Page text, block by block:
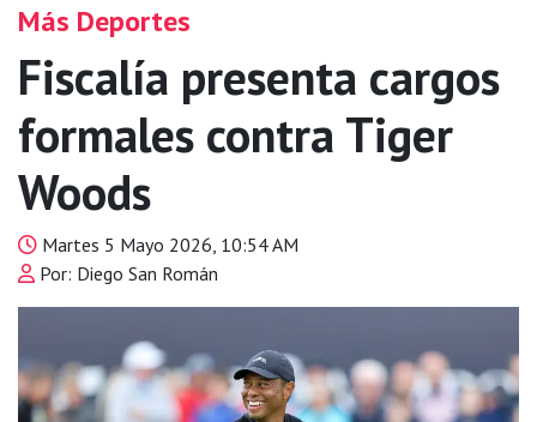
Más Deportes
Fiscalía presenta cargos
formales contra Tiger
Woods
Martes 5 Mayo 2026, 10:54 AM
Por: Diego San Román